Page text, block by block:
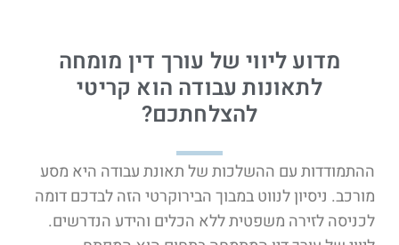
מדוע ליווי של עורך דין מומחה
לתאונות עבודה הוא קריטי
להצלחתכם?
ההתמודדות עם ההשלכות של תאונת עבודה היא מסע
מורכב. ניסיון לנווט במבוך הבירוקרטי הזה לבדכם דומה
לכניסה לזירה משפטית ללא הכלים והידע הנדרשים.